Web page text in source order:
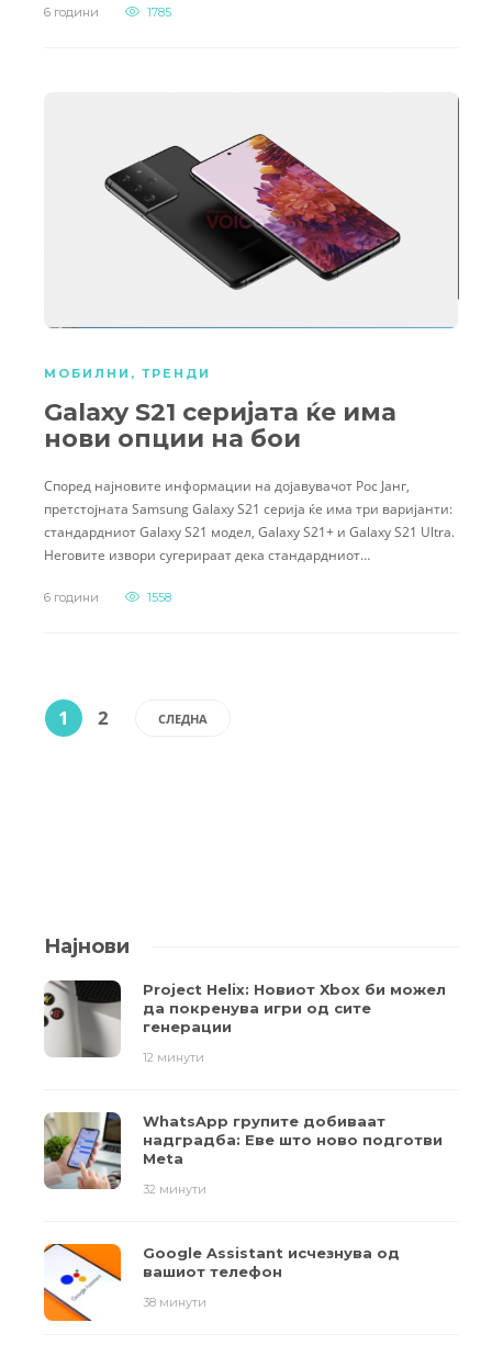
6 години 1785
МОБИЛНИ , ТРЕНДИ
Galaxy S21 серијата ќе има
нови опции на бои
Според најновите информации на дојавувачот Рос Јанг,
претстојната Samsung Galaxy S21 серија ќе има три варијанти:
стандардниот Galaxy S21 модел, Galaxy S21+ и Galaxy S21 Ultra.
Неговите извори сугерираат дека стандардниот…
6 години 1558
1 2 СЛЕДНА
Најнови
Project Helix: Новиот Xbox би можел
да покренува игри од сите
генерации
12 минути
WhatsApp групите добиваат
надградба: Еве што ново подготви
Meta
32 минути
Google Assistant исчезнува од
вашиот телефон
38 минути